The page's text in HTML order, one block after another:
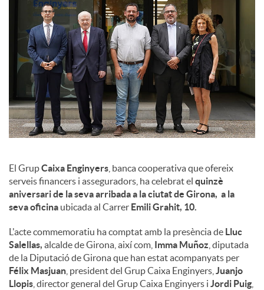
s
El GrupCaixa Enginyers , banca cooperativa que ofereix
serveis financers i asseguradors, ha celebrat el quinzè
aniversari de la seva arribada a la ciutat de Girona, a la
seva oficina ubicada al Carrer Emili Grahit, 10.
L'acte commemoratiu ha comptat amb la presència de Lluc
Salellas, alcalde de Girona, així com, Imma Muñoz , diputada
de la Diputació de Girona que han estat acompanyats per
Félix Masjuan , president del Grup Caixa Enginyers, Juanjo
Llopis , director general del Grup Caixa Enginyers i Jordi Puig